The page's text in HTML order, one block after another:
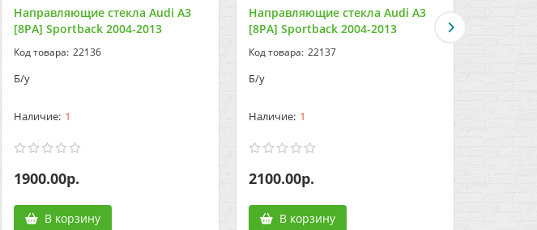
Направляющие стекла Audi A3
[8PA] Sportback 2004-2013
22136
Б/у
1
1900.00р.
В корзину
Направляющие стекла Audi A3
[8PA] Sportback 2004-2013
22137
Б/у
1
2100.00р.
В корзину